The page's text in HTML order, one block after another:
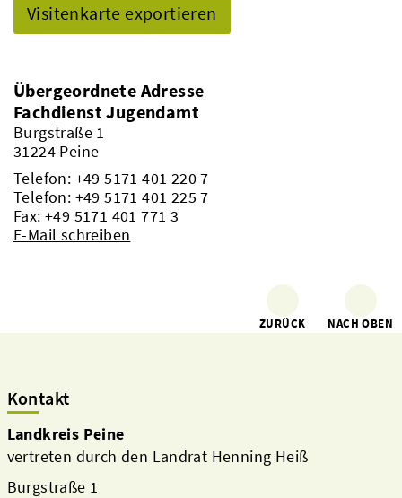
Visitenkarte exportieren
Übergeordnete Adresse
Fachdienst Jugendamt
Burgstraße 1
31224 Peine
Telefon: +49 5171 401 220 7
Telefon: +49 5171 401 225 7
Fax: +49 5171 401 771 3
E-Mail schreiben
ZURÜCK NACH OBEN
Kontakt
Landkreis Peine
vertreten durch den Landrat Henning Heiß
Burgstraße 1